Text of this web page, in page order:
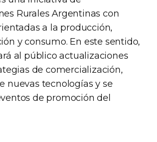
Rurales Argentinas con
a la producción,
y consumo. En este sentido,
al público actualizaciones
de comercialización,
nuevas tecnologías y se
de promoción del